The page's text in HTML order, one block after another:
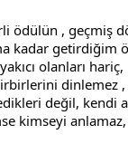
ödülün , geçmiş
kadar
olanları
dinlemez ,
değil, kendi
kimseyi